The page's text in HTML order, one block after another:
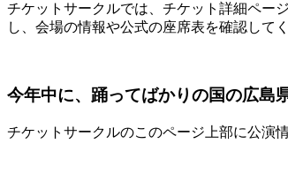
チケットサークルでは、チケット詳細ペー
し、会場の情報や公式の座席表を確認してく
今年中に、踊ってばかりの国の広島
チケットサークルのこのページ上部に公演